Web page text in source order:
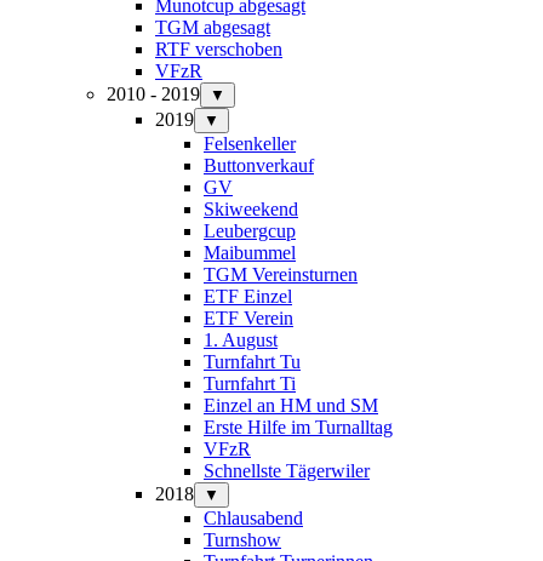
Munotcup abgesagt
TGM abgesagt
RTF verschoben
VFzR
2010 - 2019
▼
2019 ▼
Felsenkeller
Buttonverkauf
GV
Skiweekend
Leubergcup
Maibummel
TGM Vereinsturnen
ETF Einzel
ETF Verein
1. August
Turnfahrt Tu
Turnfahrt Ti
Einzel an HM und SM
Erste Hilfe im Turnalltag
VFzR
Schnellste Tägerwiler
2018
▼
Chlausabend
Turnshow